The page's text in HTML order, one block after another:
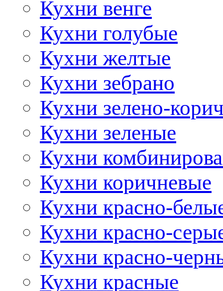
Кухни венге
Кухни голубые
Кухни желтые
Кухни зебрано
Кухни зелено-
Кухни зеленые
Кухни
Кухни коричневые
Кухни красно-
Кухни красно-
Кухни красно-
Кухни красные